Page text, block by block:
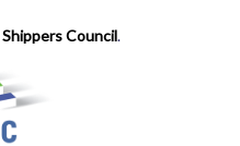
Council.